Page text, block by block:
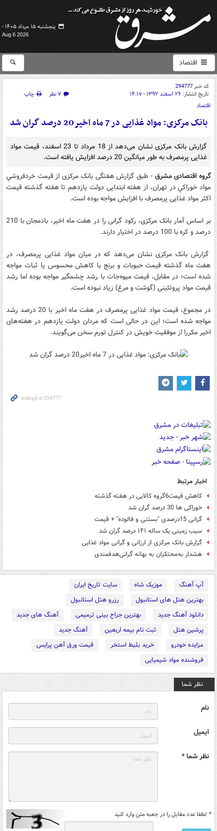
پنجشنبه ۱۵ مرداد ۱۴۰۵ -
Aug 6 2026
اقتصاد
کد خبر294777
تاریخ انتشار: ۲۶ اسفند ۱۳۹۲ - ۱۴:۱۷ ۷ نظر
چاپ
اقتصاد
بانک مرکزی: مواد غذایی در 7 ماه اخیر20 درصد گران شد
گزارش‌ بانک مرکزی نشان می‌دهد از 18 مرداد تا 23 اسفند، قیمت مواد
غذایی پرمصرف به طور میانگین 20 درصد افزایش یافته است.
گروه اقتصادی مشرق - طبق گزارش هفتگی بانک مرکزی از قيمت خرد‌فروشي
مواد خوراکي در تهران، از هفته ابتدایی دولت یازدهم تا هفته گذشته قیمت
اکثر مواد غذایی پرمصرف با افزایش مواجه بوده است.
بر اساس آمار بانک مرکزی، رکود گرانی را در هفت ماه اخیر، بادمجان با 210
درصد و کره با 100 درصد در اختیار دارند.
گزارش بانک مرکزی نشان می‌دهد که در میان مواد غذایی پرمصرف، در
هفت ماه گذشته قیمت حبوبات و برنج با کاهش محسوس یا ثبات مواجه
شده است؛ در مقابل، قیمت میوه‌جات با رشد چشمگیر مواجه بوده اما رشد
قیمت مواد پروتئینی (گوشت و مرغ) زیاد نبوده است.
در مجموع، قیمت مواد غذایی پرمصرف در هفت ماه اخیر با 20 درصد رشد
مواجه شده است؛ این در حالی است که مردان دولت یازدهم در هفته‌های
اخیر مکررا از موفقیت خویش در کنترل تورم سخن می‌گویند.
اخبار مرتبط
کاهش قیمت6گروه کالایی در هفته گذشته
خوراکی ها 30 درصد گران شد
گرانی 15درصدی "بستنی و فالوده" + قیمت
سیب زمینی یک ساله ۱۴۱ درصد گران شد
گزارش بانک مرکزی از ارزانی و گرانی مواد غذایی
هشدار به‌محتکران به بهانه گرانی‌هدفمندی
آپ آهنگ موزیک شاه
سایت تاریخ ایران
بهترین هتل های استانبول
رزرو هتل استانبول
دانلود آهنگ جدید
بهترین جراح بینی ترمیمی
آهنگ های جدید
پرشین هتل
ثبت نام بیمه اربعین
آهنگ جدید
مزایده خودرو
خرید بلیط استخر
قیمت ورق آهن پرایس
فروشنده مواد شیمیایی
نظر شما
نام
ایمیل
نظر شما *
* لطفا عدد مقابل را در جعبه متن وارد کنید